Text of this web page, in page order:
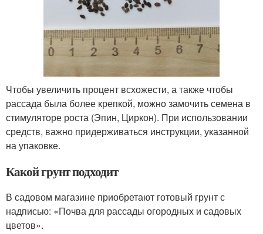
Чтобы увеличить процент всхожести, а также чтобы
рассада была более крепкой, можно замочить семена в
стимуляторе роста (Эпин, Циркон). При использовании
средств, важно придерживаться инструкции, указанной
на упаковке.
Какой грунт подходит
В садовом магазине приобретают готовый грунт с
надписью: «Почва для рассады огородных и садовых
цветов».